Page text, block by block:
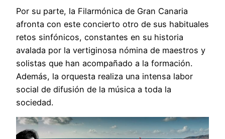
Por su parte, la Filarmónica de Gran Canaria
afronta con este concierto otro de sus habituales
retos sinfónicos, constantes en su historia
avalada por la vertiginosa nómina de maestros y
solistas que han acompañado a la formación.
Además, la orquesta realiza una intensa labor
social de difusión de la música a toda la
sociedad.